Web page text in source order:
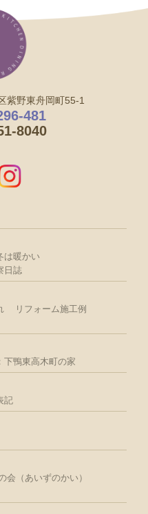
野東舟岡町55-1
481
8040
は暖かい
日誌
リフォーム施工例
下鴨東高木町の家
記
の会（あいずのかい）